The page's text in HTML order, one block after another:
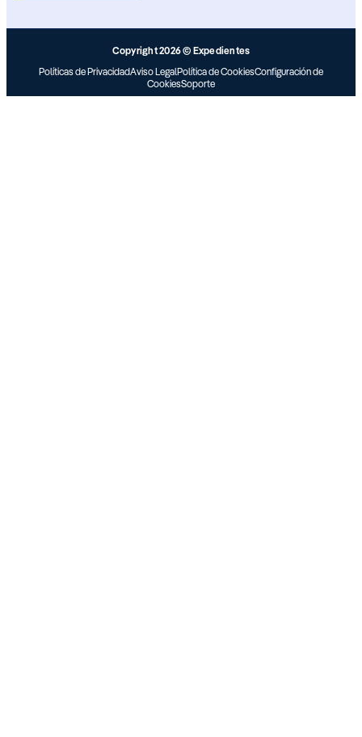
Copyright 2026 © Expedientes
Políticas de PrivacidadAviso LegalPolítica de CookiesConfiguración de
CookiesSoporte